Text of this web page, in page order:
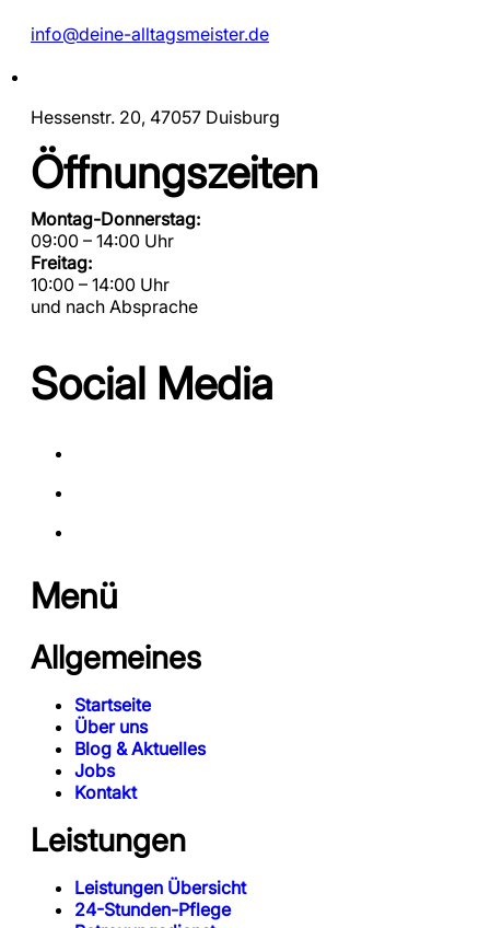
info@deine-alltagsmeister.de
Hessenstr. 20, 47057 Duisburg
Öffnungszeiten
Montag-Donnerstag:
09:00 – 14:00 Uhr
Freitag:
10:00 – 14:00 Uhr
und nach Absprache
Social Media
Menü
Allgemeines
Startseite
Über uns
Blog & Aktuelles
Jobs
Kontakt
Leistungen
Leistungen Übersicht
24-Stunden-Pflege